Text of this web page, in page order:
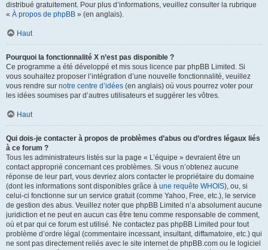
distribué gratuitement. Pour plus d’informations, veuillez consulter la rubrique
« À propos de phpBB » (en anglais).
Haut
Pourquoi la fonctionnalité X n’est pas disponible ?
Ce programme a été développé et mis sous licence par phpBB Limited. Si
vous souhaitez proposer l’intégration d’une nouvelle fonctionnalité, veuillez
vous rendre sur notre centre d’idées (en anglais) où vous pourrez voter pour
les idées soumises par d’autres utilisateurs et suggérer les vôtres.
Haut
Qui dois-je contacter à propos de problèmes d’abus ou d’ordres légaux liés
à ce forum ?
Tous les administrateurs listés sur la page « L’équipe » devraient être un
contact approprié concernant ces problèmes. Si vous n’obtenez aucune
réponse de leur part, vous devriez alors contacter le propriétaire du domaine
(dont les informations sont disponibles grâce à une requête WHOIS), ou, si
celui-ci fonctionne sur un service gratuit (comme Yahoo, Free, etc.), le service
de gestion des abus. Veuillez noter que phpBB Limited n’a absolument aucune
juridiction et ne peut en aucun cas être tenu comme responsable de comment,
où et par qui ce forum est utilisé. Ne contactez pas phpBB Limited pour tout
problème d’ordre légal (commentaire incessant, insultant, diffamatoire, etc.) qui
ne sont pas directement reliés avec le site internet de phpBB.com ou le logiciel